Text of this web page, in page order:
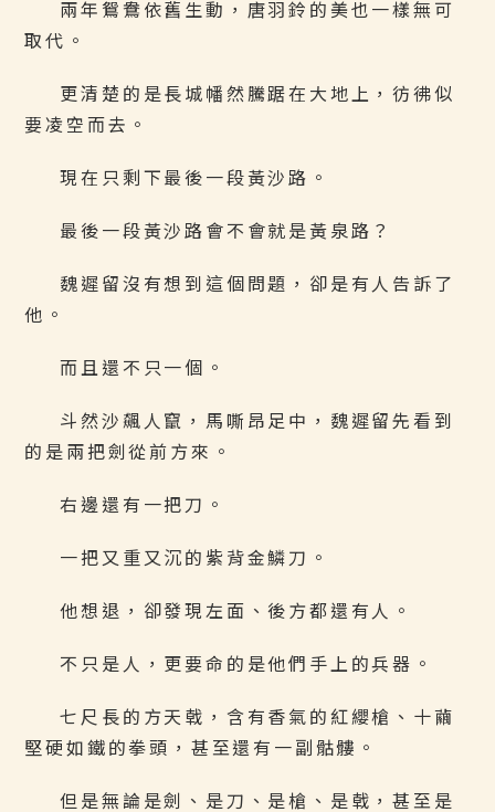
兩年鴛鴦依舊生動，唐羽鈴的美也一樣無可
取代。
更清楚的是長城幡然騰踞在大地上，彷彿似
要凌空而去。
現在只剩下最後一段黃沙路。
最後一段黃沙路會不會就是黃泉路？
魏遲留沒有想到這個問題，卻是有人告訴了
他。
而且還不只一個。
斗然沙飆人竄，馬嘶昂足中，魏遲留先看到
的是兩把劍從前方來。
右邊還有一把刀。
一把又重又沉的紫背金鱗刀。
他想退，卻發現左面、後方都還有人。
不只是人，更要命的是他們手上的兵器。
七尺長的方天戟，含有香氣的紅纓槍、十繭
堅硬如鐵的拳頭，甚至還有一副骷髏。
但是無論是劍、是刀、是槍、是戟，甚至是